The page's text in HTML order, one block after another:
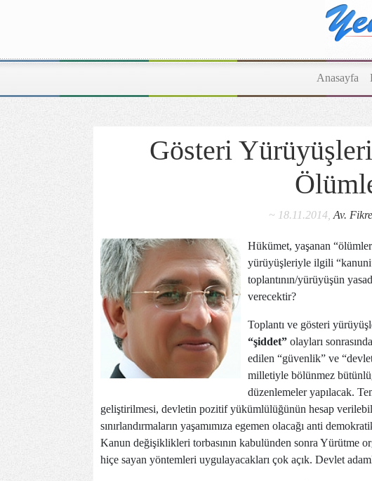
Anasayfa
Gösteri
~ 18.11.2014, Av.
Hükümet, yaşanan
yürüyüşleriyle ilgili
toplantının/yürüyüşün
verecektir?
Toplantı ve gösteri
“şiddet” olayları
edilen “güvenlik” ve
milletiyle bölünmez
düzenlemeler yapılacak.
geliştirilmesi, devletin pozitif yükümlülüğünün hesap
sınırlandırmaların yaşamımıza egemen olacağı anti
Kanun değişiklikleri torbasının kabulünden sonra Yürütme
hiçe sayan yöntemleri uygulayacakları çok açık. Devlet